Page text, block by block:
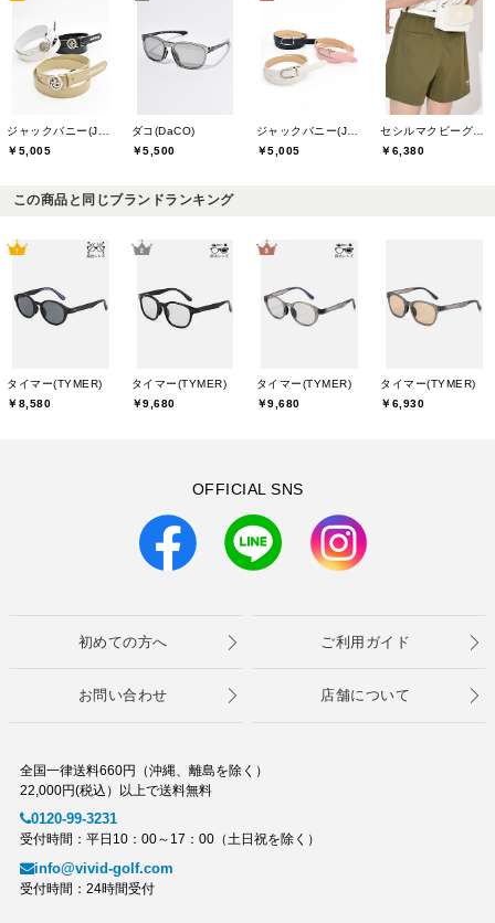
￥5,005
ダコ(DaCO)
￥5,500
￥5,005
￥6,380
この商品と同じブランドランキング
タイマー(TYMER)
￥8,580
タイマー(TYMER)
￥9,680
タイマー(TYMER)
￥9,680
タイマー(TYMER)
￥6,930
OFFICIAL SNS
初めての方へ ご利用ガイド
お問い合わせ 店舗について
全国一律送料660円（沖縄、離島を除く）
22,000円(税込）以上で送料無料
0120-99-3231
受付時間：平日10：00～17：00（土日祝を除く）
info@vivid-golf.com
受付時間：24時間受付